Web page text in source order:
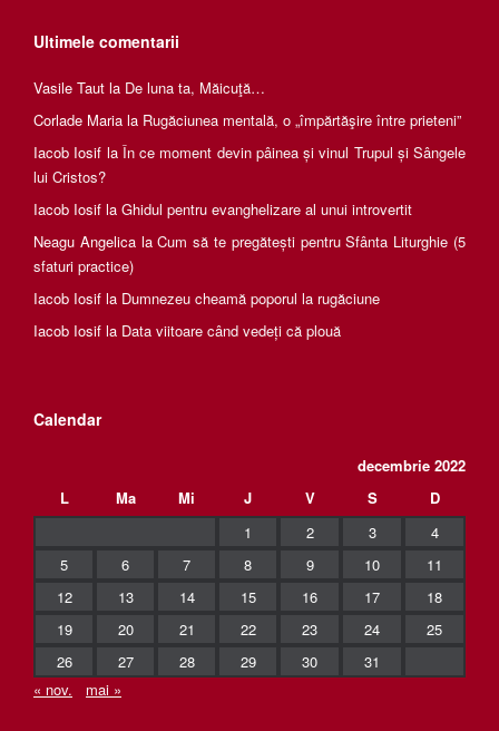
Ultimele comentarii
Vasile Taut la De luna ta, Măicuţă…
Corlade Maria la Rugăciunea mentală, o „împărtăşire între prieteni”
Iacob Iosif la În ce moment devin pâinea și vinul Trupul și Sângele
lui Cristos?
Iacob Iosif la Ghidul pentru evanghelizare al unui introvertit
Neagu AngelicalaCum să te pregătești pentru Sfânta Liturghie (5
sfaturi practice)
Iacob Iosif la Dumnezeu cheamă poporul la rugăciune
Iacob Iosif la Data viitoare când vedeți că plouă
Calendar
decembrie 2022
L
Ma Mi J V S
D
1
2 3
4
5
6 7 8 9 10
11
12
13 14 15 16 17
18
19
20 21 22 23 24
25
26
27 28 29 30
31
« nov.
mai »